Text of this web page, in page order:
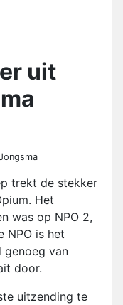
uit
trekt de stekker
Het
was op NPO 2,
NPO is het
genoeg van
door.
uitzending te